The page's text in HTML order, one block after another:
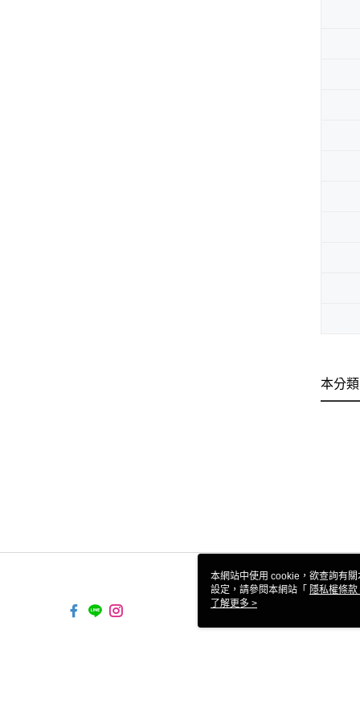
本分
本網站中使用 cookie，欲查詢有
設定，請參閱本網站「 隱私權條款
使用 cookie。
了解更多 >